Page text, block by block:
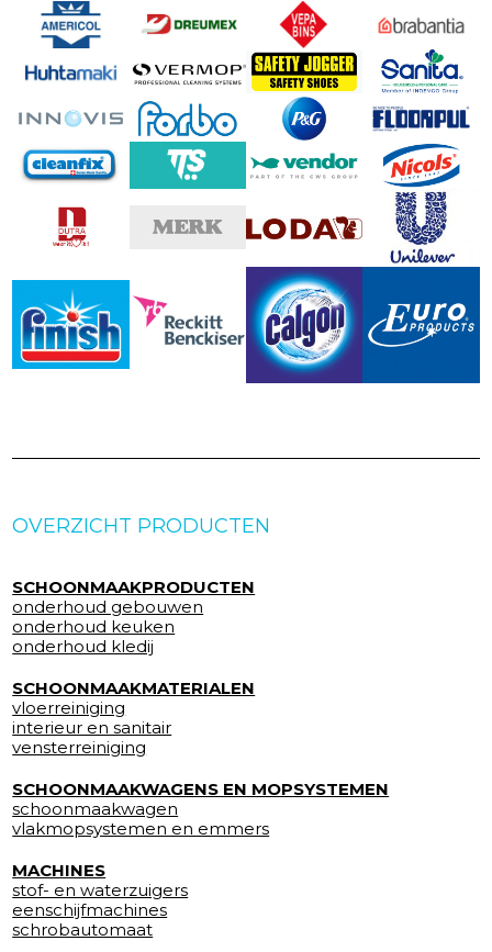
OVERZICHT PRODUCTEN
SCHOONMAAKPRODUCTEN
onderhoud gebouwen
onderhoud keuken
onderhoud kledij
SCHOONMAAKMATERIALEN
vloerreiniging
interieur en sanitair
vensterreiniging
SCHOONMAAKWAGENS EN MOPSYSTEMEN
schoonmaakwagen
vlakmopsystemen en emmers
MACHINES
stof- en waterzuigers
eenschijfmachines
schrobautomaat